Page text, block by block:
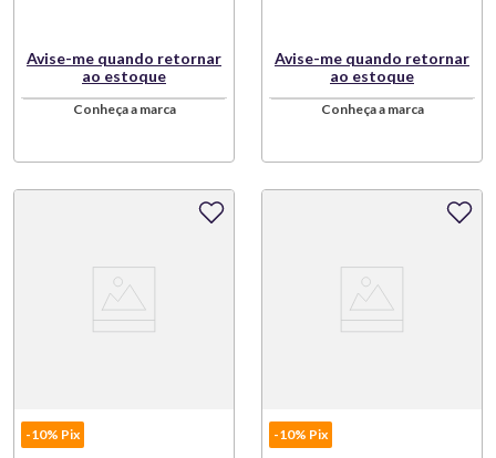
Avise-me quando retornar
ao estoque
Conheça a marca
Avise-me quando retornar
ao estoque
Conheça a marca
-10% Pix -10% Pix